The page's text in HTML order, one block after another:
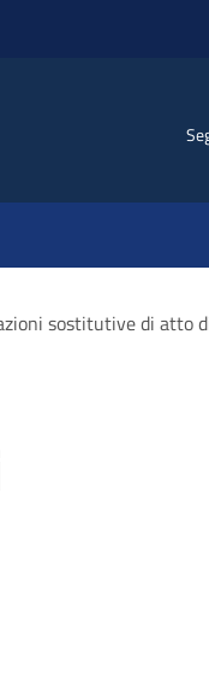
sostitutive di atto